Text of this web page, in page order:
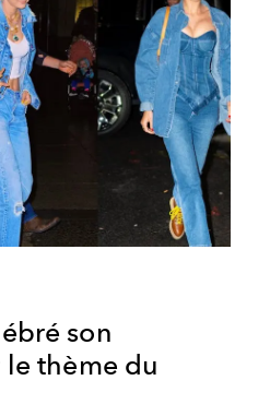
son
le thème du